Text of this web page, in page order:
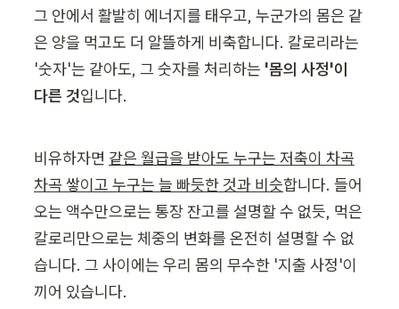
그 안에서 활발히 에너지를 태우고, 누군가의 몸은 같
은 양을 먹고도 더 알뜰하게 비축합니다. 칼로리라는
'숫자'는 같아도, 그 숫자를 처리하는 '몸의 사정'이
다른 것입니다.
비유하자면 같은 월급을 받아도 누구는 저축이 차곡
차곡 쌓이고 누구는 늘 빠듯한 것과 비슷합니다. 들어
오는 액수만으로는 통장 잔고를 설명할 수 없듯, 먹은
칼로리만으로는 체중의 변화를 온전히 설명할 수 없
습니다. 그 사이에는 우리 몸의 무수한 '지출 사정'이
끼어 있습니다.